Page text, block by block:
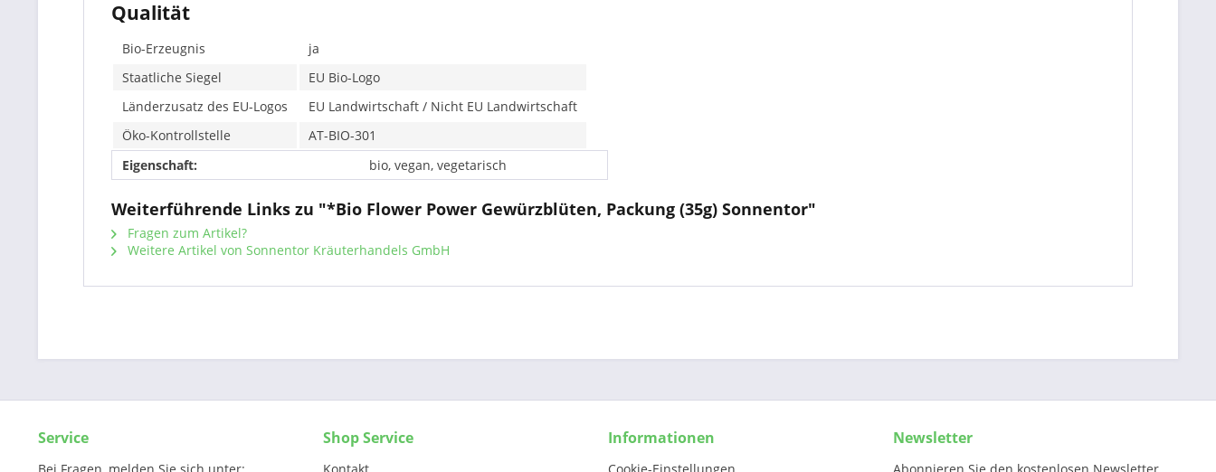
Qualität
Bio-Erzeugnis
ja
Staatliche Siegel
EU Bio-Logo
Länderzusatz des EU-Logos
EU Landwirtschaft / Nicht EU Landwirtschaft
Öko-Kontrollstelle
AT-BIO-301
Eigenschaft:
bio, vegan, vegetarisch
Weiterführende Links zu "*Bio Flower Power Gewürzblüten, Packung (35g) Sonnentor"
Fragen zum Artikel?
Weitere Artikel von Sonnentor Kräuterhandels GmbH
Service Shop Service Informationen Newsletter